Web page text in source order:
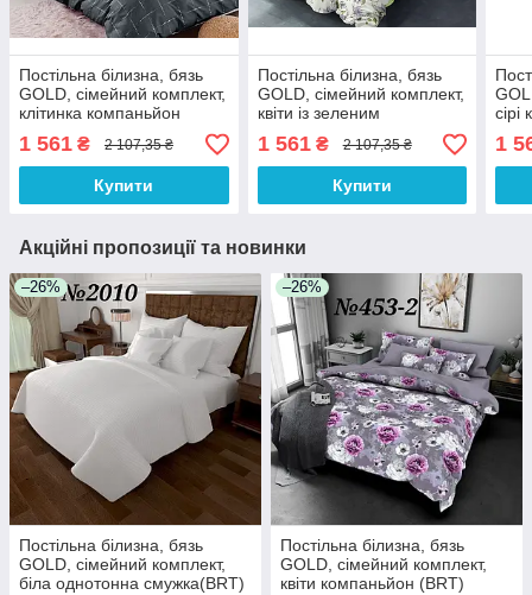
Постільна білизна, бязь
GOLD, сімейний комплект,
клітинка компаньйон
1 561 ₴ 2 107,35 ₴
Купити
Постільна білизна, бязь
GOLD, сімейний комплект,
квіти із зеленим
компаньйоном(BRT)
1 561₴ 2 107,35 ₴
Купити
тлі
1
Акційні пропозиції та новинки
–26%
Постільна білизна, бязь
GOLD, сімейний комплект,
біла однотонна смужка(BRT)
–26%
Постільна білизна, бязь
GOLD, сімейний комплект,
квіти компаньйон (BRT)